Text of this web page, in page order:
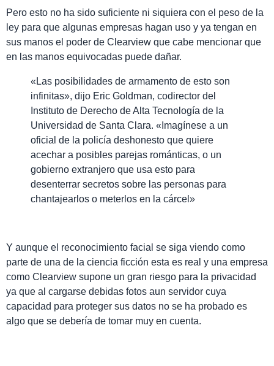
Pero esto no ha sido suficiente ni siquiera con el peso de la
ley para que algunas empresas hagan uso y ya tengan en
sus manos el poder de Clearview que cabe mencionar que
en las manos equivocadas puede dañar.
«Las posibilidades de armamento de esto son
infinitas», dijo Eric Goldman, codirector del
Instituto de Derecho de Alta Tecnología de la
Universidad de Santa Clara. «Imagínese a un
oficial de la policía deshonesto que quiere
acechar a posibles parejas románticas, o un
gobierno extranjero que usa esto para
desenterrar secretos sobre las personas para
chantajearlos o meterlos en la cárcel»
Y aunque el reconocimiento facial se siga viendo como
parte de una de la ciencia ficción esta es real y una empresa
como Clearview supone un gran riesgo para la privacidad
ya que al cargarse debidas fotos aun servidor cuya
capacidad para proteger sus datos no se ha probado es
algo que se debería de tomar muy en cuenta.